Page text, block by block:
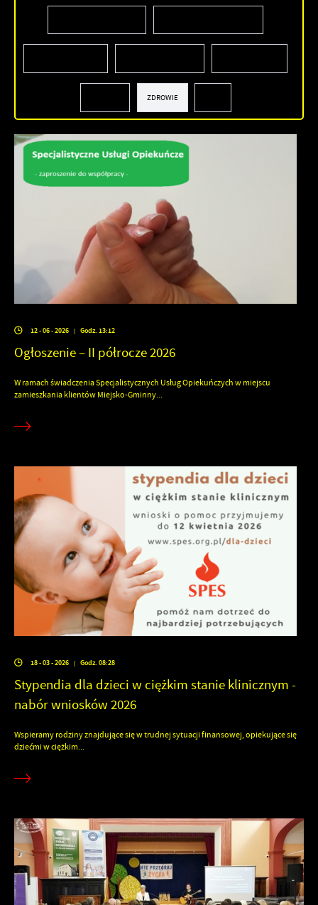
ZDROWIE
12 - 06 - 2026 | Godz. 13:12
Ogłoszenie – II półrocze 2026
W ramach świadczenia Specjalistycznych Usług Opiekuńczych w miejscu
zamieszkania klientów Miejsko-Gminny...
18 - 03 - 2026 | Godz. 08:28
Stypendia dla dzieci w ciężkim stanie klinicznym -
nabór wniosków 2026
Wspieramy rodziny znajdujące się w trudnej sytuacji finansowej, opiekujące się
dziećmi w ciężkim...